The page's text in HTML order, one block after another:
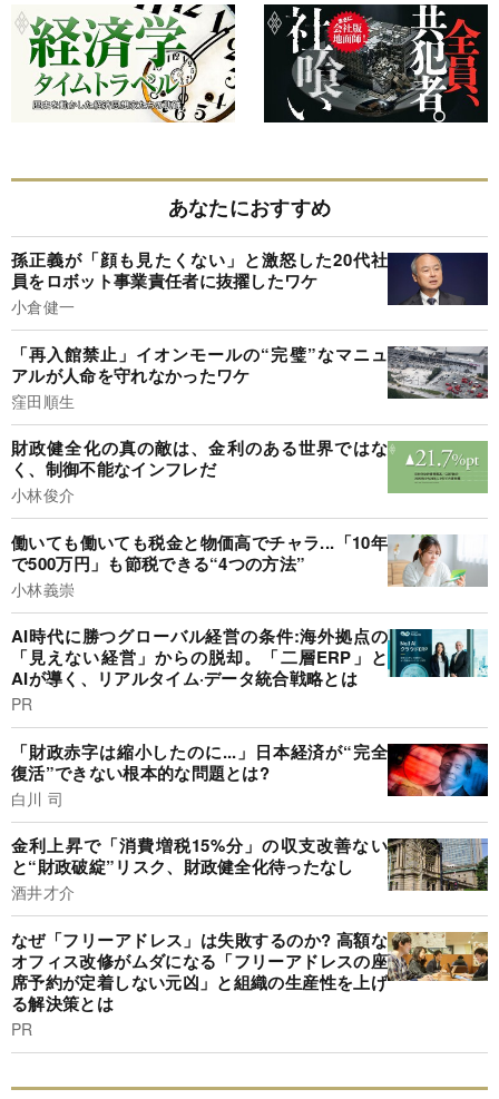
あなたにおすすめ
孫正義が「顔も見たくない」と激怒した20代社
員をロボット事業責任者に抜擢したワケ
小倉健一
「再入館禁止」イオンモールの“完璧”なマニュ
アルが人命を守れなかったワケ
窪田順生
財政健全化の真の敵は、金利のある世界ではな
く、制御不能なインフレだ
小林俊介
働いても働いても税金と物価高でチャラ...「10年
で500万円」も節税できる“4つの方法”
小林義崇
AI時代に勝つグローバル経営の条件:海外拠点の
「見えない経営」からの脱却。「二層ERP」と
AIが導く、リアルタイム·データ統合戦略とは
PR
「財政赤字は縮小したのに...」日本経済が“完全
復活”できない根本的な問題とは?
白川 司
金利上昇で「消費増税15%分」の収支改善ない
と“財政破綻”リスク、財政健全化待ったなし
酒井才介
なぜ「フリーアドレス」は失敗するのか? 高額な
オフィス改修がムダになる「フリーアドレスの座
席予約が定着しない元凶」と組織の生産性を上げ
る解決策とは
PR